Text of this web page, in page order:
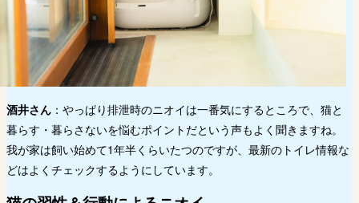
酒井さん ：やっぱり排泄時のニオイは一番気にするところで、猫と
暮らす・暮らさないを悩むポイントだという声もよく聞きますね。
我が家は飼い始めて1年半くらいたつのですが、最新のトイレ情報な
どはよくチェックするようにしています。